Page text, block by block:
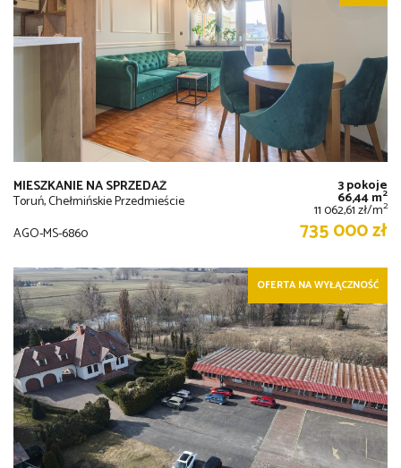
MIESZKANIE NA SPRZEDAŻ
Toruń, Chełmińskie Przedmieście
3 pokoje
66,44 m2
11 062,61 zł/m2
AGO-MS-6860 735 000 zł
OFERTA NA WYŁĄCZNOŚĆ